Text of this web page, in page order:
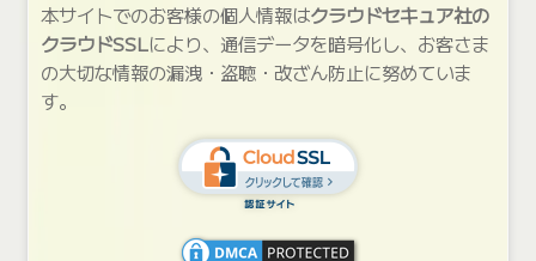
本サイトでのお客様の個人情報はクラウドセキュア社の
クラウドSSLにより、通信データを暗号化し、お客さま
の大切な情報の漏洩・盗聴・改ざん防止に努めていま
す。